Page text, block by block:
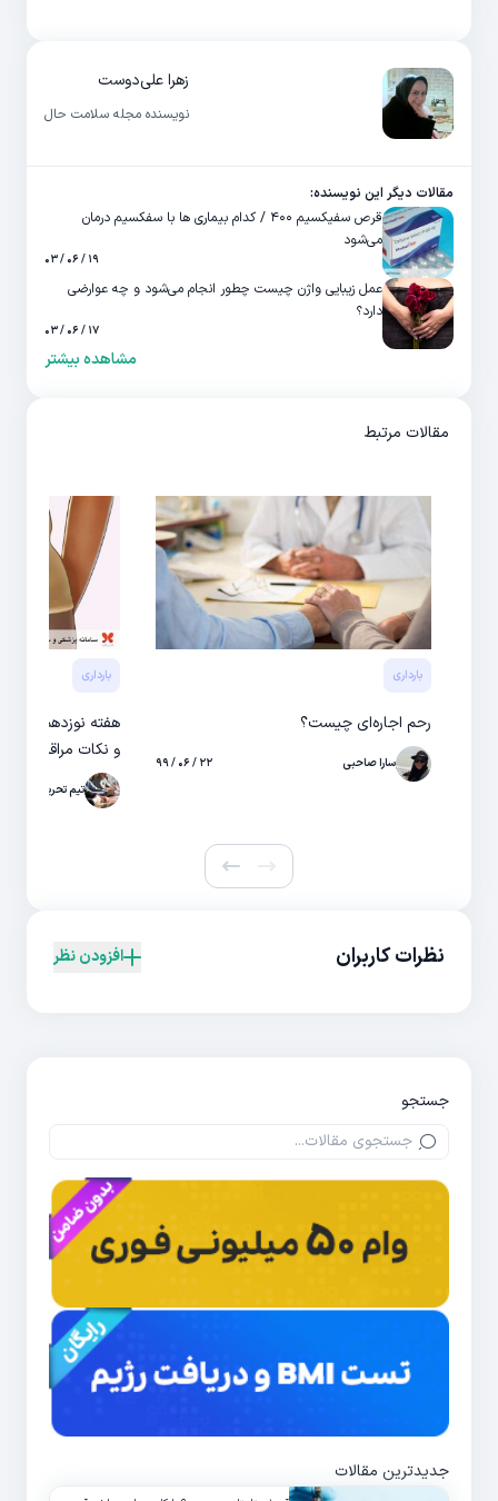
زهرا علی‌دوست
نویسنده مجله سلامت حال
مقالات دیگر این نویسنده:
قرص سفیکسیم ۴۰۰ / کدام بیماری ها با سفکسیم درمان
می‌شود
۱۹ / ۰۶ / ۰۳
عمل زیبایی واژن چیست چطور انجام می‌شود و چه عوارضی
دارد؟
۱۷ / ۰۶ / ۰۳
مشاهده بیشتر
مقالات مرتبط
بارداری
رحم اجاره‌ای چیست؟
سارا صاحبی ۲۲ / ۰۶ / ۹۹
بارداری
هفته نوزدهم
و نکات مراقبتی
تیم تحریریه
نظرات کاربران افزودن نظر
جستجو
جدیدترین مقالات